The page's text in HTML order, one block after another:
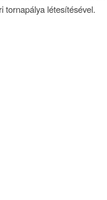
tornapálya létesítésével.